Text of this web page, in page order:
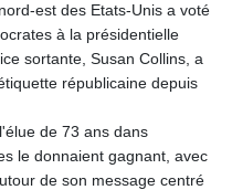
est des Etats-Unis a voté
à la présidentielle
sortante, Susan Collins, a
républicaine depuis
de 73 ans dans
le donnaient gagnant, avec
de son message centré